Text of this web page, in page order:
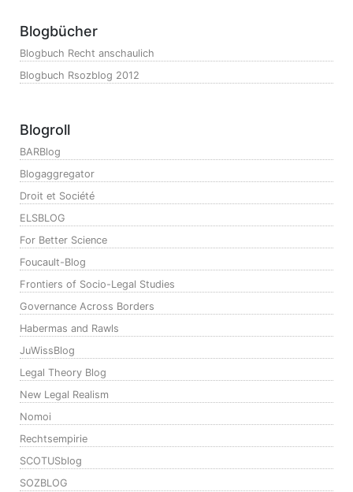
Blogbücher
Blogbuch Recht anschaulich
Blogbuch Rsozblog 2012
Blogroll
BARBlog
Blogaggregator
Droit et Société
ELSBLOG
For Better Science
Foucault-Blog
Frontiers of Socio-Legal Studies
Governance Across Borders
Habermas and Rawls
JuWissBlog
Legal Theory Blog
New Legal Realism
Nomoi
Rechtsempirie
SCOTUSblog
SOZBLOG